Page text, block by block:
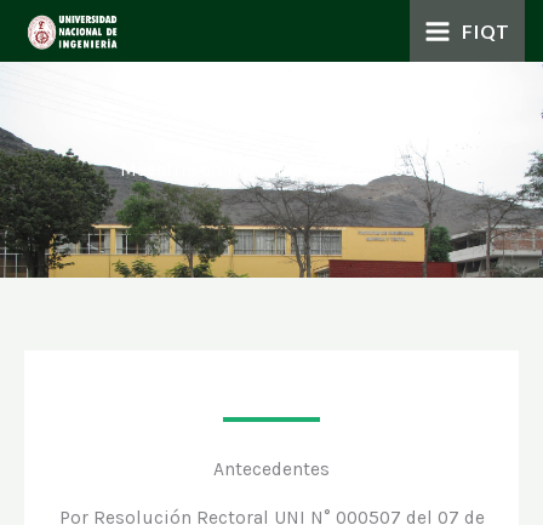
Skip
MAIN
FIQT
Maestría en Ingeniería de Procesos
Antecedentes
Por Resolución Rectoral UNI N° 000507 del 07 de